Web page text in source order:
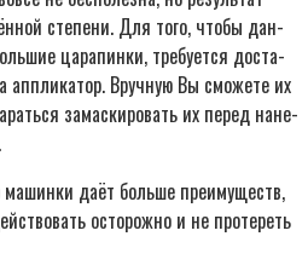
сте­пе­ни. Для того, что­бы дан­
цара­пин­ки, тре­бу­ет­ся доста­
аппли­ка­тор. Вруч­ную Вы смо­же­те их
замас­ки­ро­вать их перед нане­
даёт боль­ше пре­иму­ществ,
осто­рож­но и не про­те­реть